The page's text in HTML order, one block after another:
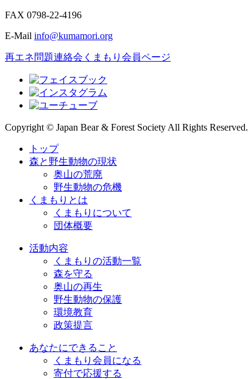
FAX 0798-22-4196
E-Mail info@kumamori.org
再エネ問題連絡会 くまもり会員ページ
Copyright © Japan Bear & Forest Society All Rights Reserved.
トップ
森と野生動物の現状
奥山の荒廃
野生動物の危機
くまもりとは
くまもりについて
団体概要
活動内容
くまもりの活動一覧
森を守る
奥山の再生
野生動物の保護
環境教育
政策提言
あなたにできること
くまもり会員になる
寄付で応援する